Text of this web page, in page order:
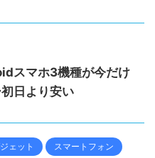
スマホ3機種が今だけ
日より安い
ェット スマートフォン